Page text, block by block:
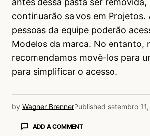
antes dessa pasta ser removida,
continuarão salvos em Projetos.
pessoas da equipe poderão
Modelos da marca. No entanto,
recomendamos movê-los para
para simplificar o acesso.
by Wagner BrennerPublished setembro
ADD A COMMENT